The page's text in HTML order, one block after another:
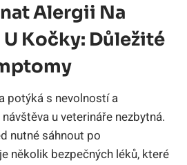
Alergii Na
Kočky: Důležité⁢
potýká s nevolností a
‌u ​veterináře nezbytná.​
nutné sáhnout⁤ po
několik bezpečných léků, které